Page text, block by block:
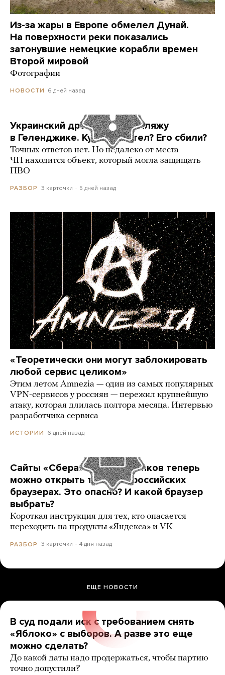
Из-за жары в Европе обмелел Дунай.
На поверхности реки показались
затонувшие немецкие корабли времен
Второй мировой
Фотографии
НОВОСТИ 6 дней назад
Украинский дрон попал по пляжу
в Геленджике. Куда он летел? Его сбили?
Точных ответов нет. Но недалеко от места
ЧП находится объект, который могла защищать
ПВО
РАЗБОР 3 карточки 5 дней назад
«Теоретически они могут заблокировать
любой сервис целиком»
Этим летом Amnezia — один из самых популярных
VPN-сервисов у россиян — пережил крупнейшую
атаку, которая длилась полтора месяца. Интервью
разработчика сервиса
ИСТОРИИ 6 дней назад
Сайты «Сбера» и других банков теперь
можно открыть только в российских
браузерах. Это опасно? И какой браузер
выбрать?
Короткая инструкция для тех, кто опасается
переходить на продукты «Яндекса» и VK
РАЗБОР 3 карточки 4 дня назад
ЕЩЕ НОВОСТИ
В суд подали иск с требованием снять
«Яблоко» с выборов. А разве это еще
можно сделать?
До какой даты надо продержаться, чтобы партию
точно допустили?